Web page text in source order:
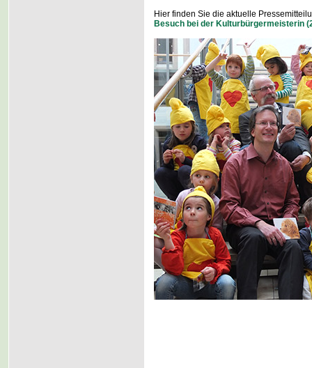
Hier finden Sie die aktuelle
Besuch bei der Kulturbürgermeisterin